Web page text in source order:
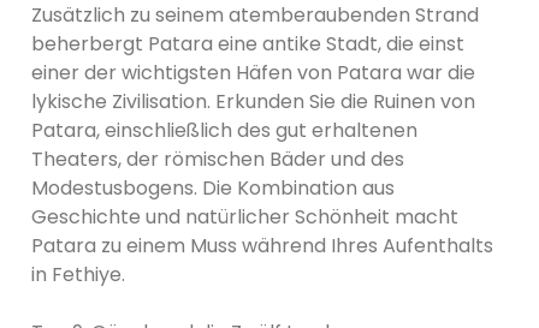
Zusätzlich zu seinem atemberaubenden Strand
beherbergt Patara eine antike Stadt, die einst
einer der wichtigsten Häfen von Patara war die
lykische Zivilisation. Erkunden Sie die Ruinen von
Patara, einschließlich des gut erhaltenen
Theaters, der römischen Bäder und des
Modestusbogens. Die Kombination aus
Geschichte und natürlicher Schönheit macht
Patara zu einem Muss während Ihres Aufenthalts
in Fethiye.